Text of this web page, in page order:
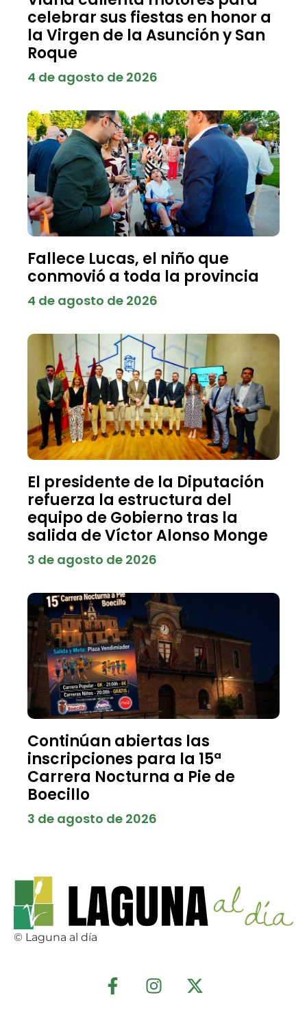
celebrar sus fiestas en honor a
la Virgen de la Asunción y San
Roque
4 de agosto de 2026
Fallece Lucas, el niño que
conmovió a toda la provincia
4 de agosto de 2026
El presidente de la Diputación
refuerza la estructura del
equipo de Gobierno tras la
salida de Víctor Alonso Monge
3 de agosto de 2026
Continúan abiertas las
inscripciones para la 15ª
Carrera Nocturna a Pie de
Boecillo
3 de agosto de 2026
© Laguna al día